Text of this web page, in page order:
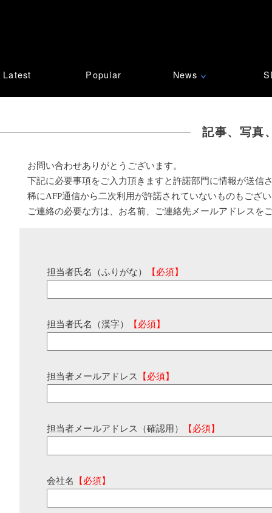
Latest Popular News ∨
記事、写真
お問い合わせありがとうございます。
下記に必要事項をご入力頂きますと許諾部門に情報が送信
稀にAFP通信から二次利用が許諾されていないものもござ
ご連絡の必要な方は、お名前、ご連絡先メールアドレスを
担当者氏名（ふりがな） 【必須】
担当者氏名（漢字） 【必須】
担当者メールアドレス 【必須】
担当者メールアドレス（確認用） 【必須】
会社名 【必須】